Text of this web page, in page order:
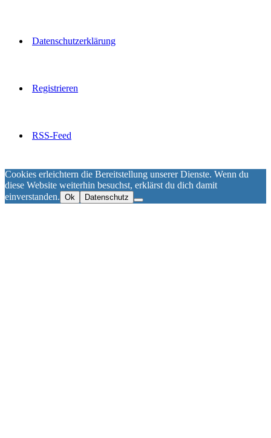
Datenschutzerklärung
Registrieren
RSS-Feed
Cookies erleichtern die Bereitstellung unserer Dienste. Wenn du
diese Website weiterhin besuchst, erklärst du dich damit
einverstanden. Ok Datenschutz